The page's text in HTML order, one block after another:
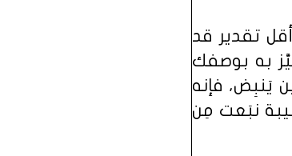
تقدير قد
به بوصفك
يَنبِض، فإنه
نبَعت مِن